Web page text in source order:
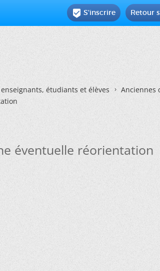
Retour
 S'inscrire
étudiants et élèves Anciennes
éventuelle réorientation